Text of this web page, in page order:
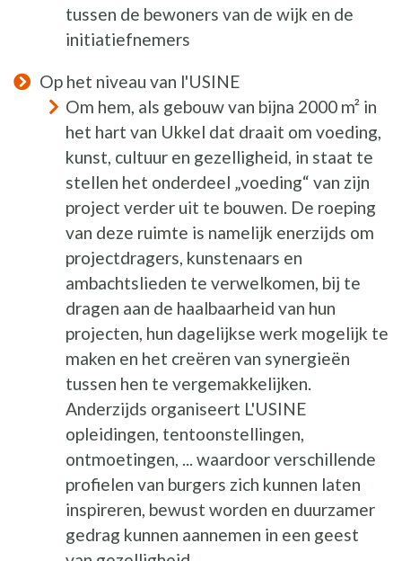
tussen de bewoners van de wijk en de
initiatiefnemers
Op het niveau van l'USINE
Om hem, als gebouw van bijna 2000 m² in
het hart van Ukkel dat draait om voeding,
kunst, cultuur en gezelligheid, in staat te
stellen het onderdeel „voeding“ van zijn
project verder uit te bouwen. De roeping
van deze ruimte is namelijk enerzijds om
projectdragers, kunstenaars en
ambachtslieden te verwelkomen, bij te
dragen aan de haalbaarheid van hun
projecten, hun dagelijkse werk mogelijk te
maken en het creëren van synergieën
tussen hen te vergemakkelijken.
Anderzijds organiseert L'USINE
opleidingen, tentoonstellingen,
ontmoetingen, ... waardoor verschillende
profielen van burgers zich kunnen laten
inspireren, bewust worden en duurzamer
gedrag kunnen aannemen in een geest